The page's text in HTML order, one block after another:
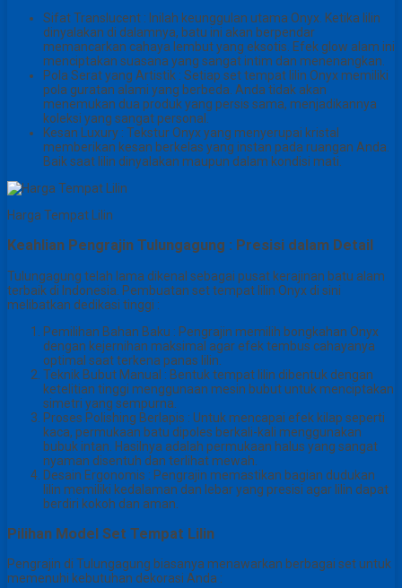
Sifat Translucent : Inilah keunggulan utama Onyx. Ketika lilin
dinyalakan di dalamnya, batu ini akan berpendar
memancarkan cahaya lembut yang eksotis. Efek glow alam ini
menciptakan suasana yang sangat intim dan menenangkan.
Pola Serat yang Artistik : Setiap set tempat lilin Onyx memiliki
pola guratan alami yang berbeda. Anda tidak akan
menemukan dua produk yang persis sama, menjadikannya
koleksi yang sangat personal.
Kesan Luxury : Tekstur Onyx yang menyerupai kristal
memberikan kesan berkelas yang instan pada ruangan Anda.
Baik saat lilin dinyalakan maupun dalam kondisi mati.
Harga Tempat Lilin
Keahlian Pengrajin Tulungagung : Presisi dalam Detail
Tulungagung telah lama dikenal sebagai pusat kerajinan batu alam
terbaik di Indonesia. Pembuatan set tempat lilin Onyx di sini
melibatkan dedikasi tinggi :
Pemilihan Bahan Baku : Pengrajin memilih bongkahan Onyx
dengan kejernihan maksimal agar efek tembus cahayanya
optimal saat terkena panas lilin.
Teknik Bubut Manual : Bentuk tempat lilin dibentuk dengan
ketelitian tinggi menggunaan mesin bubut untuk menciptakan
simetri yang sempurna.
Proses Polishing Berlapis : Untuk mencapai efek kilap seperti
kaca, permukaan batu dipoles berkali-kali menggunakan
bubuk intan. Hasilnya adalah permukaan halus yang sangat
nyaman disentuh dan terlihat mewah.
Desain Ergonomis : Pengrajin memastikan bagian dudukan
lilin memiliki kedalaman dan lebar yang presisi agar lilin dapat
berdiri kokoh dan aman.
Pilihan Model Set Tempat Lilin
Pengrajin di Tulungagung biasanya menawarkan berbagai set untuk
memenuhi kebutuhan dekorasi Anda :